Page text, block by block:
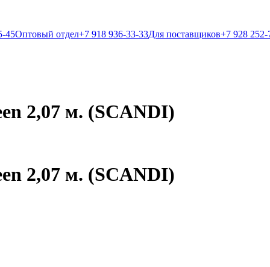
45Оптовый отдел+7 918 936-33-33Для поставщиков+7 928 252-
2,07 м. (SCANDI)
2,07 м. (SCANDI)